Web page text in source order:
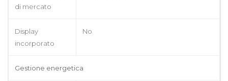
di mercato
Display
incorporato
No
Gestione energetica